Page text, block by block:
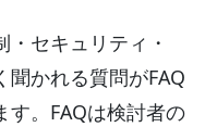
セキュリティ・
かれる質問がFAQ
す。FAQは検討者の